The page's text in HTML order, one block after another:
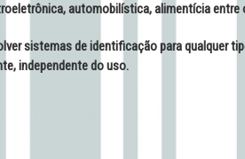
automobilística, alimentícia entre
sistemas de identificação para qualquer
independente do uso.